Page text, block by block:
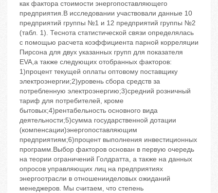
как фактора стоимости энергопоставляющего
предприятия.В исследовании участвовали данные 10
предприятий группы №1 и 12 предприятий группы №2
(табл. 1). Теснота статистической связи определялась
с помощью расчета коэффициента парной корреляции
Пирсона для двух указанных групп для показателя
EVA,а также следующих отобранных факторов:
1)процент текущей оплаты оптовому поставщику
электроэнергии;2)уровень сбора средств за
потребленную электроэнергию;3)средний розничный
тариф для потребителей, кроме
бытовых;4)рентабельность основного вида
деятельности;5)сумма государственной дотации
(компенсации)энергопоставляющим
предприятиям;6)процент выполнения инвестиционных
программ.Выбор факторов основан в первую очередь
на теории ограничений Голдратта, а также на данных
опросов управляющих лиц на предприятиях
энергоотрасли в отношенииделовых ожиданий
менеджеров. Мы считаем, что степень